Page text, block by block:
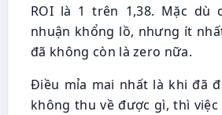
ROI là 1 trên 1,38. Mặc dù
nhuận khổng lồ, nhưng ít
đã không còn là zero nữa.
Điều mỉa mai nhất là khi đã
không thu về được gì, thì việc